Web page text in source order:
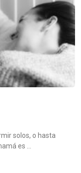
solos, o hasta
es